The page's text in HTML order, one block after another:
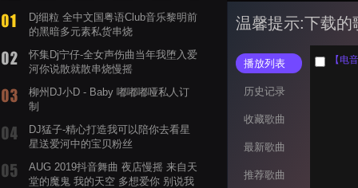
Dj细粒 全中文国粤语Club音乐黎明前
的黑暗多元素私货串烧
怀集Dj宁仔-全女声伤曲当年我堕入爱
河你说散就散串烧慢摇
柳州DJ小D - Baby 嘟嘟嘟哑私人订
制
DJ猛子-精心打造我可以陪你去看星
星送爱河中的宝贝粉丝
AUG 2019抖音舞曲 夜店慢摇 来自天
堂的魔鬼 我的天空 多想爱你 别说我
温馨提示:下载的
播放列表
历史记录
收藏歌曲
最新歌曲
推荐歌曲
【电